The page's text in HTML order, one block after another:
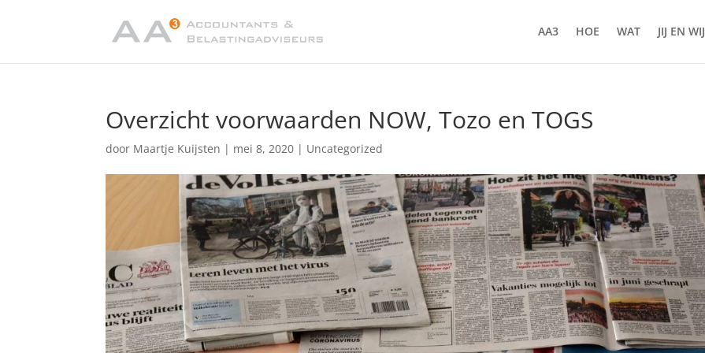
AA3 HOE WAT JIJ EN WIJ
Overzicht voorwaarden NOW, Tozo en TOGS
door Maartje Kuijsten | mei 8, 2020 | Uncategorized